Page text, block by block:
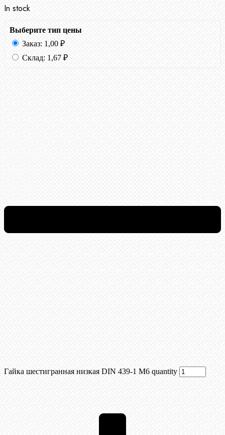
In stock
Выберите тип цены
Заказ: 1,00 ₽
Склад: 1,67 ₽
Гайка шестигранная низкая DIN 439-1 М6 quantity